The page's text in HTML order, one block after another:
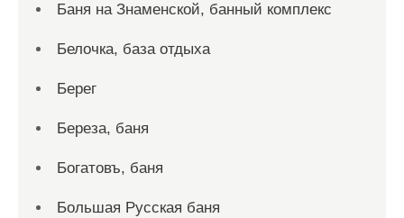
Баня на Знаменской, банный комплекс
Белочка, база отдыха
Берег
Береза, баня
Богатовъ, баня
Большая Русская баня